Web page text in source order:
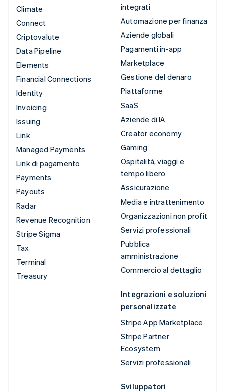
Climate
Connect
Criptovalute
Data Pipeline
Elements
Financial Connections
Identity
Invoicing
Issuing
Link
Managed Payments
Link di pagamento
Payments
Payouts
Radar
Revenue Recognition
Stripe Sigma
Tax
Terminal
Treasury
integrati
Automazione per finanza
Aziende globali
Pagamenti in-app
Marketplace
Gestione del denaro
Piattaforme
SaaS
Aziende di IA
Creator economy
Gaming
Ospitalità, viaggi e
tempo libero
Assicurazione
Media e intrattenimento
Organizzazioni non profit
Servizi professionali
Pubblica
amministrazione
Commercio al dettaglio
Integrazioni e soluzioni
personalizzate
Stripe App Marketplace
Stripe Partner
Ecosystem
Servizi professionali
Sviluppatori